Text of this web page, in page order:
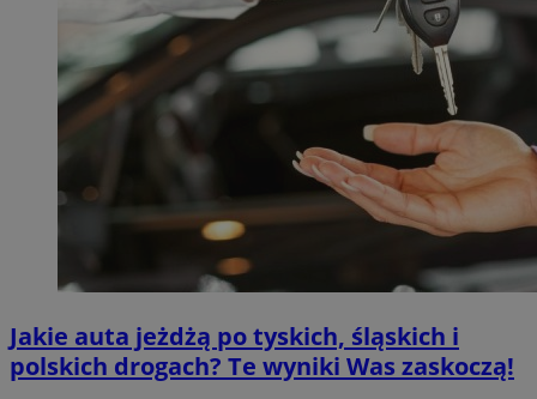
Jakie auta jeżdżą po tyskich, śląskich i
polskich drogach? Te wyniki Was zaskoczą!